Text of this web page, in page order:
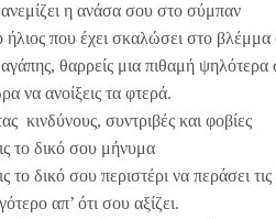
η ανάσα σου στο σύμπαν
ήλιος που έχει σκαλώσει στο
θαρρείς μια πιθαμή ψηλότερα
να ανοίξεις τα φτερά.
κινδύνους, συντριβές και φοβίες
το δικό σου μήνυμα
το δικό σου περιστέρι να περάσει
απ’ ότι σου αξίζει.